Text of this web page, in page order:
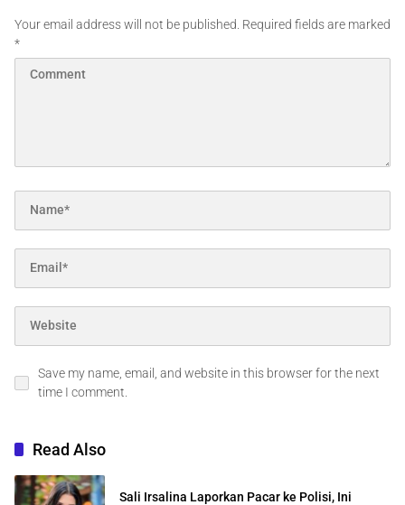
Your email address will not be published. Required fields are marked
*
Save my name, email, and website in this browser for the next
time I comment.
Read Also
Sali Irsalina Laporkan Pacar ke Polisi, Ini